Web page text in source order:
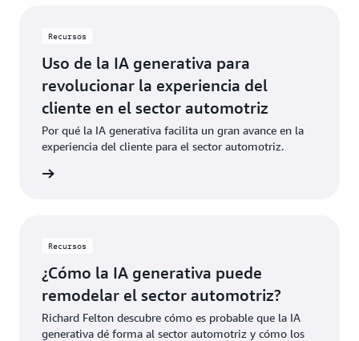
Recursos
Uso de la IA generativa para
revolucionar la experiencia del
cliente en el sector automotriz
Por qué la IA generativa facilita un gran avance en la
experiencia del cliente para el sector automotriz.
Recursos
¿Cómo la IA generativa puede
remodelar el sector automotriz?
Richard Felton descubre cómo es probable que la IA
generativa dé forma al sector automotriz y cómo los